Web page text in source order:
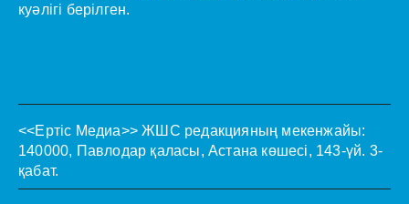
куәлігі берілген.
<<Ертіс Медиа>> ЖШС редакцияның мекенжайы:
140000, Павлодар қаласы, Астана көшесі, 143-үй. 3-
қабат.